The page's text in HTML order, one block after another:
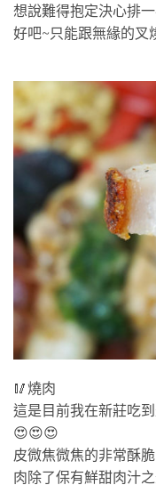
想說難得抱定決心排
好吧~只能跟無緣的叉
🥢燒肉
這是目前我在新莊吃
😍😍😍
皮微焦微焦的非常酥
肉除了保有鮮甜肉汁